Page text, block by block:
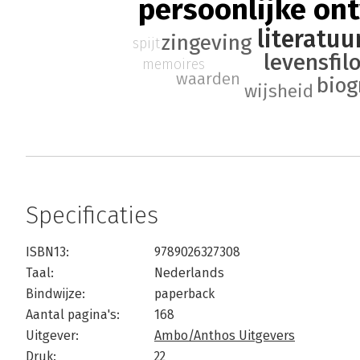
persoonlijke
zingeving
wijsheid
waarden
memoires
spijt
Specificaties
ISBN13:
9789026327308
Taal:
Nederlands
Bindwijze:
paperback
Aantal pagina's:
168
Uitgever:
Ambo/Anthos Uitgevers
Druk:
22